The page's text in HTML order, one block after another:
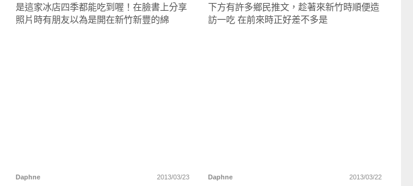
是這家冰店四季都能吃到喔！在臉書上分享
照片時有朋友以為是開在新竹新豐的綿
Daphne 2013/03/23
下方有許多鄉民推文，趁著來新竹時順便造
訪一吃 在前來時正好差不多是
Daphne 2013/03/22